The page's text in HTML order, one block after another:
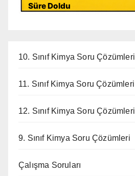
Süre Doldu
10. Sınıf Kimya Soru Çözümleri
11. Sınıf Kimya Soru Çözümleri
12. Sınıf Kimya Soru Çözümleri
9. Sınıf Kimya Soru Çözümleri
Çalışma Soruları